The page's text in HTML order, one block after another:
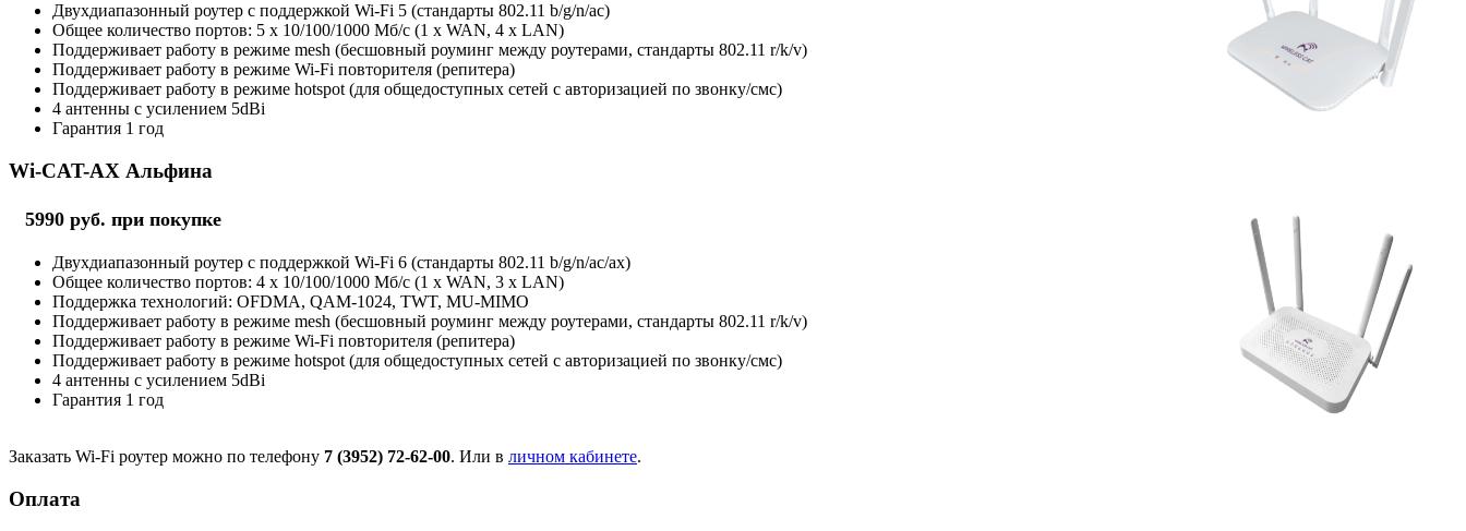
Двухдиапазонный роутер с поддержкой Wi-Fi 5 (стандарты 802.11 b/g/n/ac)
Общее количество портов: 5 х 10/100/1000 Мб/с (1 x WAN, 4 x LAN)
Поддерживает работу в режиме mesh (бесшовный роуминг между роутерами, стандарты 802.11 r/k/v)
Поддерживает работу в режиме Wi-Fi повторителя (репитера)
Поддерживает работу в режиме hotspot (для общедоступных сетей с авторизацией по звонку/смс)
4 антенны с усилением 5dBi
Гарантия 1 год
Wi-CAT-AX Альфина
5990 руб. при покупке
Двухдиапазонный роутер с поддержкой Wi-Fi 6 (стандарты 802.11 b/g/n/ac/ax)
Общее количество портов: 4 х 10/100/1000 Мб/с (1 x WAN, 3 x LAN)
Поддержка технологий: OFDMA, QAM-1024, TWT, MU-MIMO
Поддерживает работу в режиме mesh (бесшовный роуминг между роутерами, стандарты 802.11 r/k/v)
Поддерживает работу в режиме Wi-Fi повторителя (репитера)
Поддерживает работу в режиме hotspot (для общедоступных сетей с авторизацией по звонку/смс)
4 антенны с усилением 5dBi
Гарантия 1 год
Заказать Wi-Fi роутер можно по телефону 7 (3952) 72-62-00. Или в личном кабинете.
Оплата